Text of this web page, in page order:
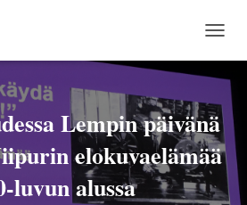
Lempin päivänä
elokuvaelämää
luvun alussa